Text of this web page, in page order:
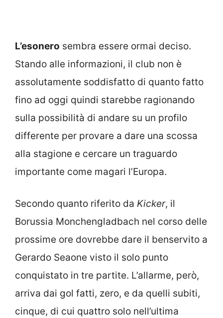
L’esonero sembra essere ormai deciso.
Stando alle informazioni, il club non è
assolutamente soddisfatto di quanto fatto
fino ad oggi quindi starebbe ragionando
sulla possibilità di andare su un profilo
differente per provare a dare una scossa
alla stagione e cercare un traguardo
importante come magari l’Europa.
Secondo quanto riferito da Kicker, il
Borussia Monchengladbach nel corso delle
prossime ore dovrebbe dare il benservito a
Gerardo Seaone visto il solo punto
conquistato in tre partite. L’allarme, però,
arriva dai gol fatti, zero, e da quelli subiti,
cinque, di cui quattro solo nell’ultima